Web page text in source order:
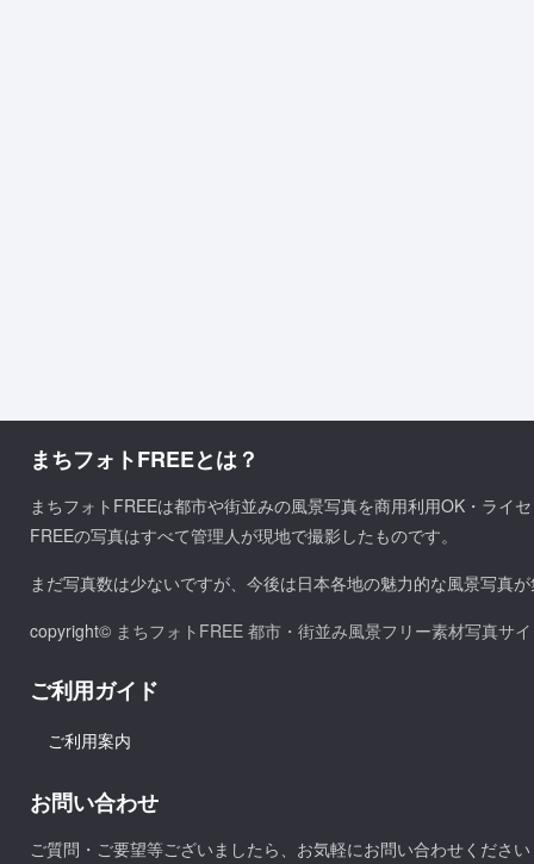
まちフォトFREEとは？
まちフォトFREEは都市や街並みの風景写真を商用利用OK・ライ
FREEの写真はすべて管理人が現地で撮影したものです。
まだ写真数は少ないですが、今後は日本各地の魅力的な風景写真
copyright© まちフォトFREE 都市・街並み風景フリー素材写真サ
ご利用ガイド
ご利用案内
お問い合わせ
ご質問・ご要望等ございましたら、お気軽にお問い合わせください